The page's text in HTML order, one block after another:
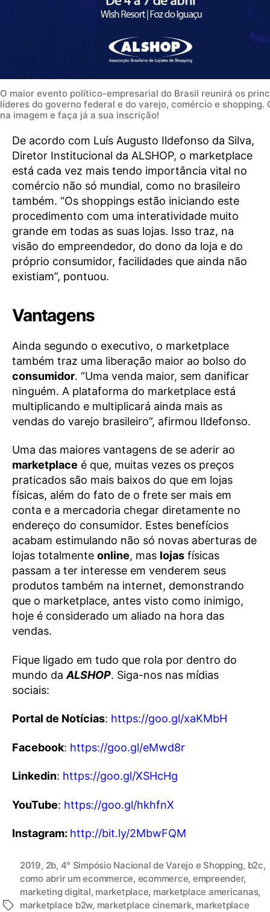
O maior evento político-empresarial do Brasil reunirá os
líderes do governo federal e do varejo, comércio e shopping.
na imagem e faça já a sua inscrição!
De acordo com Luís Augusto Ildefonso da Silva,
Diretor Institucional da ALSHOP, o marketplace
está cada vez mais tendo importância vital no
comércio não só mundial, como no brasileiro
também. “Os shoppings estão iniciando este
procedimento com uma interatividade muito
grande em todas as suas lojas. Isso traz, na
visão do empreendedor, do dono da loja e do
próprio consumidor, facilidades que ainda não
existiam”, pontuou.
Vantagens
Ainda segundo o executivo, o marketplace
também traz uma liberação maior ao bolso do
consumidor. “Uma venda maior, sem danificar
ninguém. A plataforma do marketplace está
multiplicando e multiplicará ainda mais as
vendas do varejo brasileiro”, afirmou Ildefonso.
Uma das maiores vantagens de se aderir ao
marketplace é que, muitas vezes os preços
praticados são mais baixos do que em lojas
físicas, além do fato de o frete ser mais em
conta e a mercadoria chegar diretamente no
endereço do consumidor. Estes benefícios
acabam estimulando não só novas aberturas de
lojas totalmente online, mas lojas físicas
passam a ter interesse em venderem seus
produtos também na internet, demonstrando
que o marketplace, antes visto como inimigo,
hoje é considerado um aliado na hora das
vendas.
Fique ligado em tudo que rola por dentro do
mundo da ALSHOP. Siga-nos nas mídias
sociais:
Portal de Notícias: https://goo.gl/xaKMbH
Facebook: https://goo.gl/eMwd8r
Linkedin: https://goo.gl/XSHcHg
YouTube: https://goo.gl/hkhfnX
Instagram: http://bit.ly/2MbwFQM
2019, 2b, 4° Simpósio Nacional de Varejo e Shopping, b2c,
como abrir um ecommerce, ecommerce, empreender,
marketing digital, marketplace, marketplace americanas,
marketplace b2w, marketplace cinemark, marketplace